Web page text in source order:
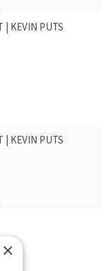
| KEVIN PUTS
| KEVIN PUTS
×